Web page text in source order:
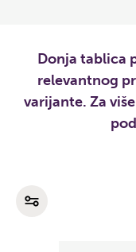
Donja tablica
relevantnog
varijante. Za